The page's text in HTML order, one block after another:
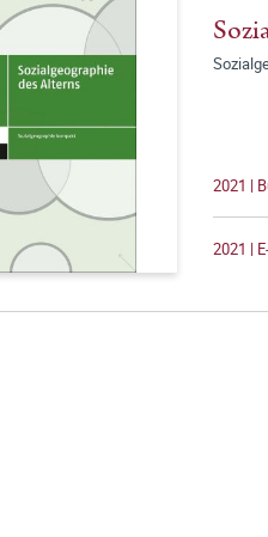
2021 |
2021 |